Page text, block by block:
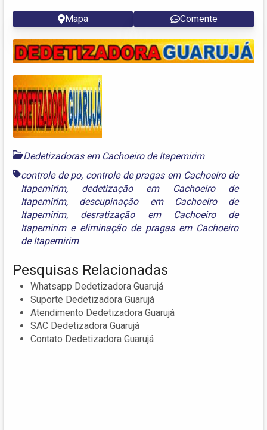
Mapa Comente
Dedetizadoras em Cachoeiro de Itapemirim
controle de po, controle de pragas em Cachoeiro de
Itapemirim, dedetização em Cachoeiro de
Itapemirim, descupinação em Cachoeiro de
Itapemirim, desratização em Cachoeiro de
Itapemirime eliminação de pragas em Cachoeiro
de Itapemirim
Pesquisas Relacionadas
Whatsapp Dedetizadora Guarujá
Suporte Dedetizadora Guarujá
Atendimento Dedetizadora Guarujá
SAC Dedetizadora Guarujá
Contato Dedetizadora Guarujá